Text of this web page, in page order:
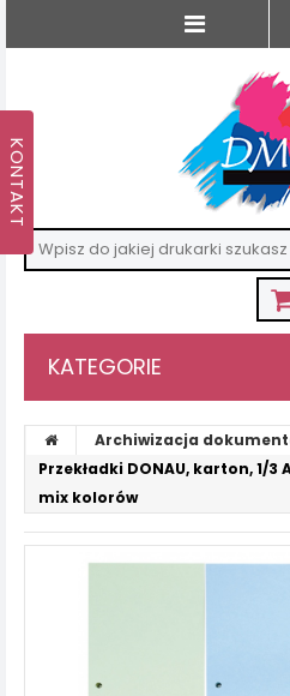
KATEGORIE
Archiwizacja
Przekładki DONAU, karton, 1/3
mix kolorów